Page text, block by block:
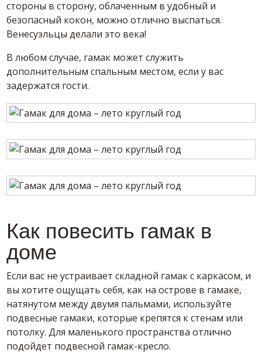
стороны в сторону, облаченным в удобный и
безопасный кокон, можно отлично выспаться.
Венесуэльцы делали это века!
В любом случае, гамак может служить
дополнительным спальным местом, если у вас
задержатся гости.
Как повесить гамак в
доме
Если вас не устраивает складной гамак с каркасом, и
вы хотите ощущать себя, как на острове в гамаке,
натянутом между двумя пальмами, используйте
подвесные гамаки, которые крепятся к стенам или
потолку. Для маленького пространства отлично
подойдет подвесной гамак-кресло.